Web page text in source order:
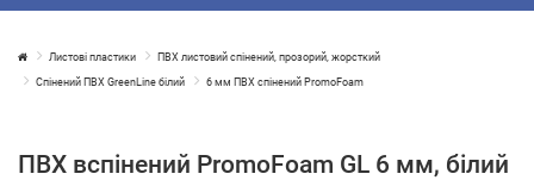
Листові пластики ПВХ листовий спінений, прозорий, жорсткий
Спінений ПВХ GreenLine білий 6 мм ПВХ спінений PromoFoam
ПВХ вспінений PromoFoam GL 6 мм, білий